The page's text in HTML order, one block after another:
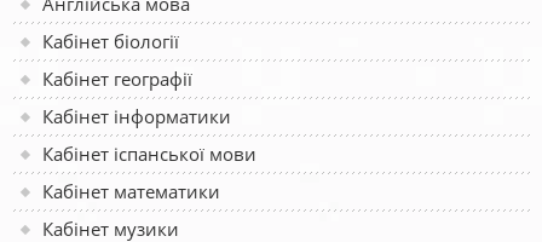
Кабінет біології
Кабінет географії
Кабінет інформатики
Кабінет іспанської мови
Кабінет математики
Кабінет музики